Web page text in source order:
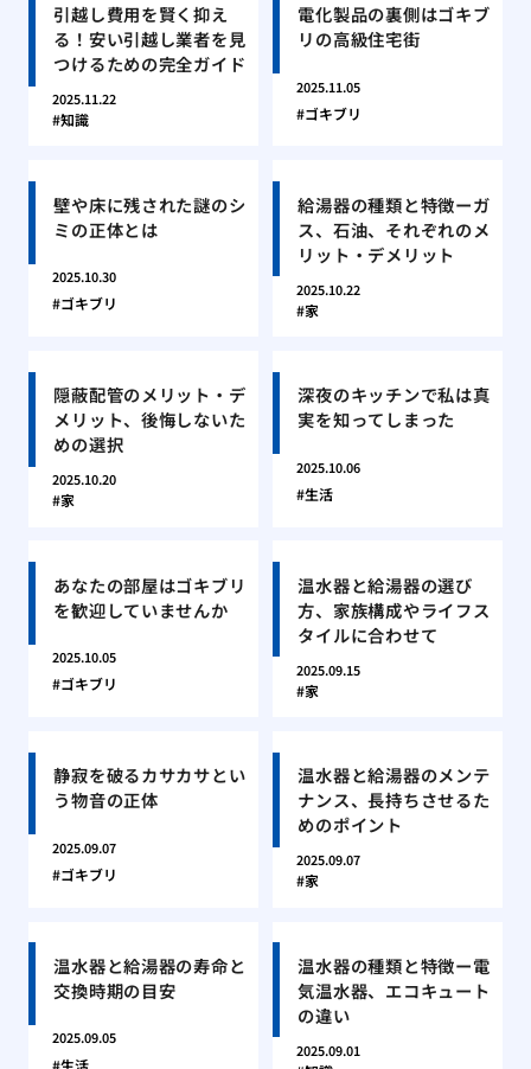
引越し費用を賢く抑え
る！安い引越し業者を見
つけるための完全ガイド
2025.11.22
知識
電化製品の裏側はゴキブ
リの高級住宅街
2025.11.05
ゴキブリ
壁や床に残された謎のシ
ミの正体とは
2025.10.30
ゴキブリ
給湯器の種類と特徴ーガ
ス、石油、それぞれのメ
リット・デメリット
2025.10.22
家
隠蔽配管のメリット・デ
メリット、後悔しないた
めの選択
2025.10.20
家
深夜のキッチンで私は真
実を知ってしまった
2025.10.06
生活
あなたの部屋はゴキブリ
を歓迎していませんか
2025.10.05
ゴキブリ
温水器と給湯器の選び
方、家族構成やライフス
タイルに合わせて
2025.09.15
家
静寂を破るカサカサとい
う物音の正体
2025.09.07
ゴキブリ
温水器と給湯器のメンテ
ナンス、長持ちさせるた
めのポイント
2025.09.07
家
温水器と給湯器の寿命と
交換時期の目安
2025.09.05
生活
温水器の種類と特徴ー電
気温水器、エコキュート
の違い
2025.09.01